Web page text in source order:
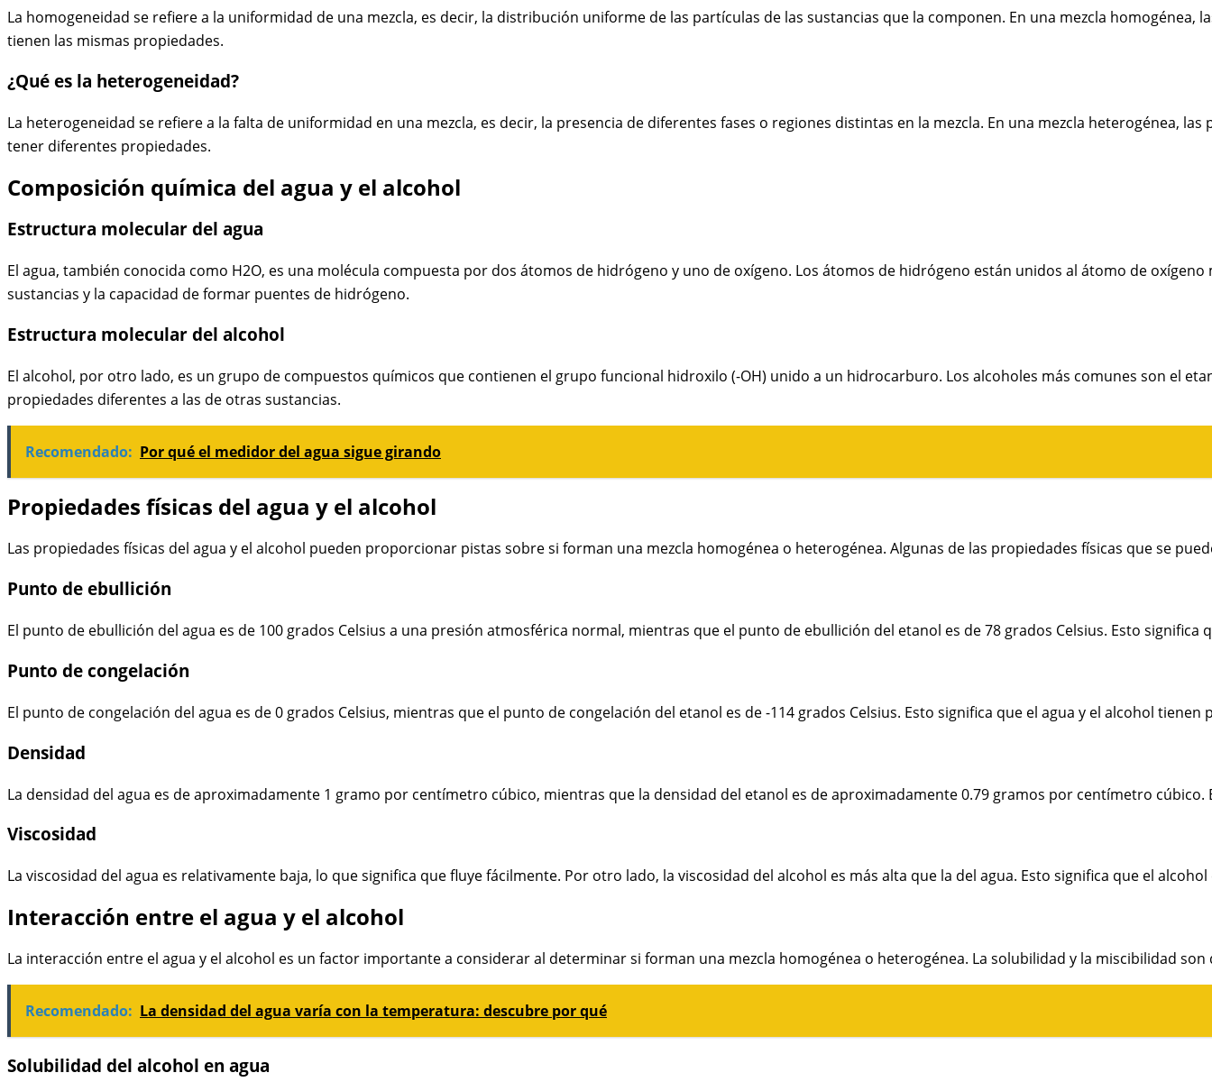
La homogeneidad se refiere a la uniformidad de una mezcla, es decir, la distribución uniforme de las partículas de las sustancias que la componen. En una mezcla
tienen las mismas propiedades.
¿Qué es la heterogeneidad?
La heterogeneidad se refiere a la falta de uniformidad en una mezcla, es decir, la presencia de diferentes fases o regiones distintas en la mezcla. En una mezcla
tener diferentes propiedades.
Composición química del agua y el alcohol
Estructura molecular del agua
El agua, también conocida como H2O, es una molécula compuesta por dos átomos de hidrógeno y uno de oxígeno. Los átomos de hidrógeno están unidos al átomo de
sustancias y la capacidad de formar puentes de hidrógeno.
Estructura molecular del alcohol
El alcohol, por otro lado, es un grupo de compuestos químicos que contienen el grupo funcional hidroxilo (-OH) unido a un hidrocarburo. Los alcoholes más comunes son el
propiedades diferentes a las de otras sustancias.
Recomendado: Por qué el medidor del agua sigue girando
Propiedades físicas del agua y el alcohol
Las propiedades físicas del agua y el alcohol pueden proporcionar pistas sobre si forman una mezcla homogénea o heterogénea. Algunas de las propiedades físicas que se
Punto de ebullición
El punto de ebullición del agua es de 100 grados Celsius a una presión atmosférica normal, mientras que el punto de ebullición del etanol es de 78 grados Celsius. Esto
Punto de congelación
El punto de congelación del agua es de 0 grados Celsius, mientras que el punto de congelación del etanol es de -114 grados Celsius. Esto significa que el agua y el alcohol
Densidad
La densidad del agua es de aproximadamente 1 gramo por centímetro cúbico, mientras que la densidad del etanol es de aproximadamente 0.79 gramos por centímetro
Viscosidad
La viscosidad del agua es relativamente baja, lo que significa que fluye fácilmente. Por otro lado, la viscosidad del alcohol es más alta que la del agua. Esto significa que el
Interacción entre el agua y el alcohol
La interacción entre el agua y el alcohol es un factor importante a considerar al determinar si forman una mezcla homogénea o heterogénea. La solubilidad y la miscibilidad
Recomendado: La densidad del agua varía con la temperatura: descubre por qué
Solubilidad del alcohol en agua